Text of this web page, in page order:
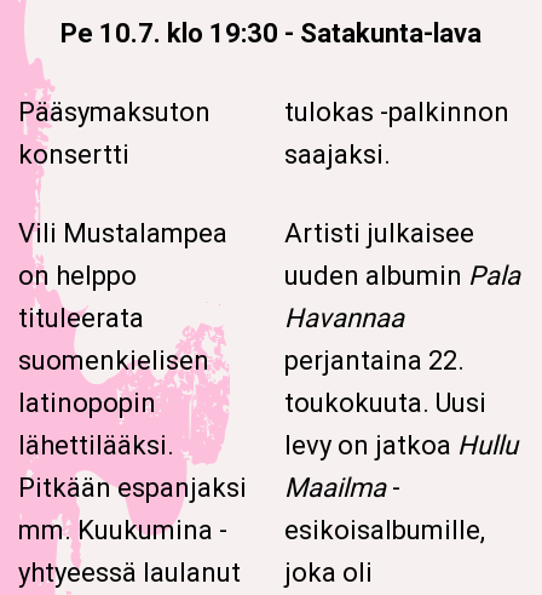
Pe 10.7. klo 19:30 - Satakunta-lava
Pääsymaksuton
konsertti
Vili Mustalampea
on helppo
tituleerata
suomenkielisen
latinopopin
lähettilääksi.
Pitkään espanjaksi
mm. Kuukumina -
yhtyeessä laulanut
tulokas -palkinnon
saajaksi.
Artisti julkaisee
uuden albumin Pala
Havannaa
perjantaina 22.
toukokuuta. Uusi
levy on jatkoa Hullu
Maailma-
esikoisalbumille,
joka oli